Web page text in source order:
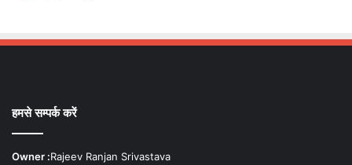
हमसे सम्पर्क करें
Owner :Rajeev Ranjan Srivastava